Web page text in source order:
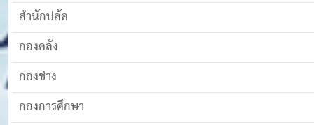
สำนักปลัด
กองคลัง
กองช่าง
กองการศึกษา